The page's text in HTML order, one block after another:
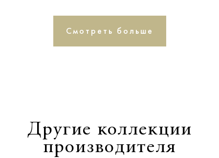
Смотреть больше
Другие коллекции
производителя